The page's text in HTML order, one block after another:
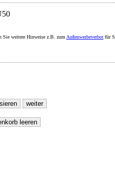
Sie weitere Hinweise z.B. zum Außenwerbeverbot für